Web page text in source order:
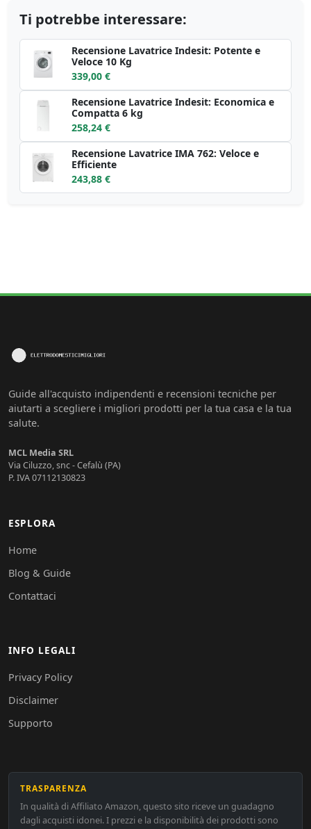
Ti potrebbe interessare:
Recensione Lavatrice Indesit: Potente e
Veloce 10 Kg
339,00 €
Recensione Lavatrice Indesit: Economica e
Compatta 6 kg
258,24 €
Recensione Lavatrice IMA 762: Veloce e
Efficiente
243,88 €
Guide all'acquisto indipendenti e recensioni tecniche per
aiutarti a scegliere i migliori prodotti per la tua casa e la tua
salute.
MCL Media SRL
Via Ciluzzo, snc - Cefalù (PA)
P. IVA 07112130823
ESPLORA
Home
Blog & Guide
Contattaci
INFO LEGALI
Privacy Policy
Disclaimer
Supporto
TRASPARENZA
In qualità di Affiliato Amazon, questo sito riceve un guadagno
dagli acquisti idonei. I prezzi e la disponibilità dei prodotti sono